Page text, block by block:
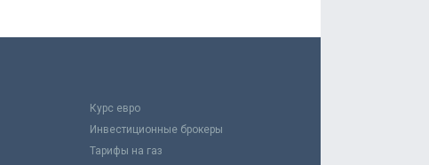
Курс евро
Инвестиционные брокеры
Тарифы на газ